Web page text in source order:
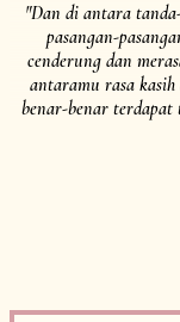
"Dan di antara
pasangan-
cenderung dan
antaramu rasa
benar-benar